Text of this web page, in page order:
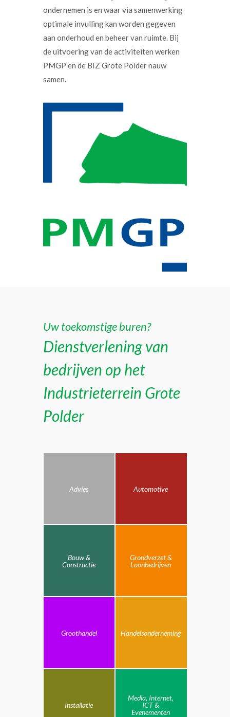
ondernemen is en waar via samenwerking
optimale invulling kan worden gegeven
aan onderhoud en beheer van ruimte. Bij
de uitvoering van de activiteiten werken
PMGP en de BIZ Grote Polder nauw
samen.
Uw toekomstige buren?
Dienstverlening van
bedrijven op het
Industrieterrein Grote
Polder
Advies Automotive
Bouw &
Constructie
Grondverzet &
Loonbedrijven
Groothandel Handelsonderneming
Installatie
Media, Internet,
ICT &
Evenementen